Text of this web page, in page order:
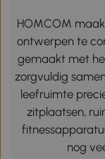
HOMCOM
ontwerpen te
gemaakt met
zorgvuldig
leefruimte
zitplaatsen,
nog